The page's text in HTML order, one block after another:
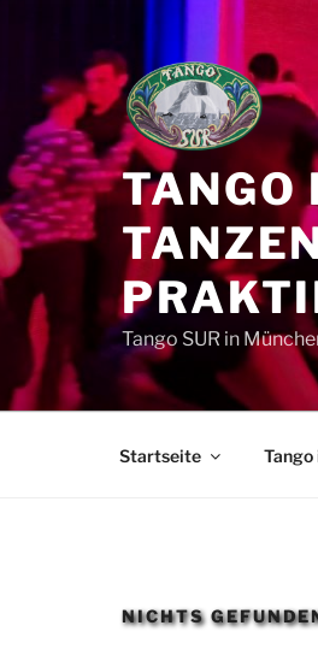
TANGO
Tango SUR in
Startseite Tango
NICHTS